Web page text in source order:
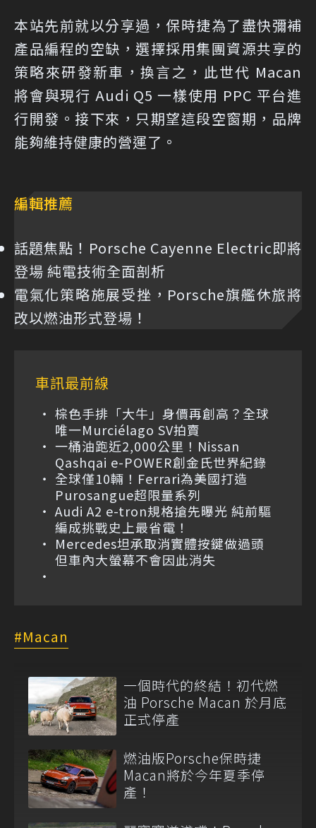
本站先前就以分享過，保時捷為了盡快彌補
產品編程的空缺，選擇採用集團資源共享的
策略來研發新車，換言之，此世代 Macan
將會與現行 Audi Q5 一樣使用 PPC 平台進
行開發。接下來，只期望這段空窗期，品牌
能夠維持健康的營運了。
編輯推薦
話題焦點！Porsche Cayenne Electric即將
登場 純電技術全面剖析
電氣化策略施展受挫，Porsche旗艦休旅將
改以燃油形式登場！
車訊最前線
棕色手排「大牛」身價再創高？全球
唯一Murciélago SV拍賣
一桶油跑近2,000公里！Nissan
Qashqai e-POWER創金氏世界紀錄
全球僅10輛！Ferrari為美國打造
Purosangue超限量系列
Audi A2 e-tron規格搶先曝光 純前驅
編成挑戰史上最省電！
Mercedes坦承取消實體按鍵做過頭
但車內大螢幕不會因此消失
Macan
一個時代的終結！初代燃
油 Porsche Macan 於月底
正式停產
燃油版Porsche保時捷
Macan將於今年夏季停
產！